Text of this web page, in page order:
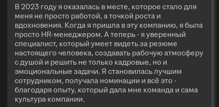
В 2023 году я оказалась в месте, которое стало для
меня не просто работой, а точкой роста и
вдохновения. Когда я пришла в эту компанию, я была
просто HR-менеджером. А теперь - я уверенный
специалист, который умеет видеть за резюме
настоящего человека, создавать рабочую атмосферу
с душой и решить не только кадровые, но и
эмоциональные задачи. Я становилась лучшим
сотрудником, получала номинации и всё это -
благодаря опыту, который дала мне команда и сама
культура компании.